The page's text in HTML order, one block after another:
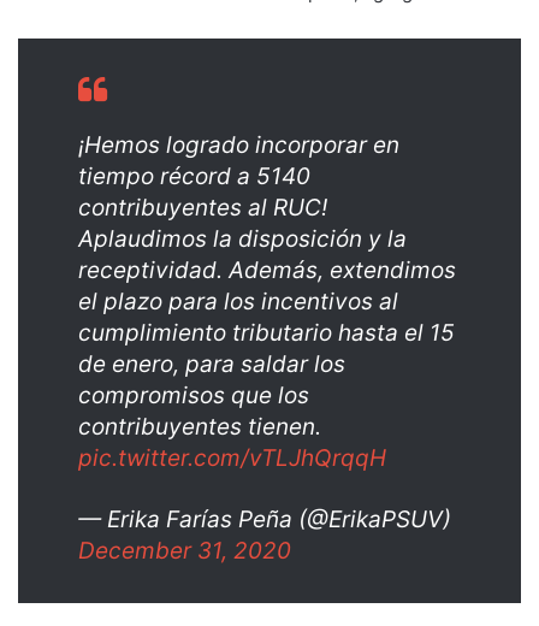
¡Hemos logrado incorporar en
tiempo récord a 5140
contribuyentes al RUC!
Aplaudimos la disposición y la
receptividad. Además, extendimos
el plazo para los incentivos al
cumplimiento tributario hasta el 15
de enero, para saldar los
compromisos que los
contribuyentes tienen.
pic.twitter.com/vTLJhQrqqH
— Erika Farías Peña (@ErikaPSUV)
December 31, 2020